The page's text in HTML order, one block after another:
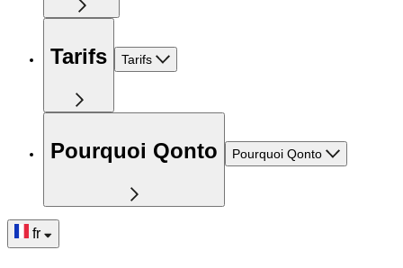
Tarifs Tarifs
Pourquoi Qonto Pourquoi Qonto
fr